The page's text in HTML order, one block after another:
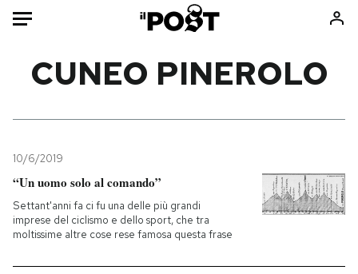
Mondo
Politica
Tecnologia
Internet
Consumismi
Ok Boomer!
CUNEO PINEROLO
10/6/2019
“Un uomo solo al comando”
Settant'anni fa ci fu una delle più grandi
imprese del ciclismo e dello sport, che tra
moltissime altre cose rese famosa questa frase